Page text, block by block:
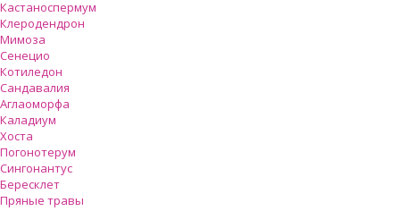
Кастаноспермум
Клеродендрон
Мимоза
Сенецио
Котиледон
Сандавалия
Аглаоморфа
Каладиум
Хоста
Погонотерум
Сингонантус
Бересклет
Пряные травы